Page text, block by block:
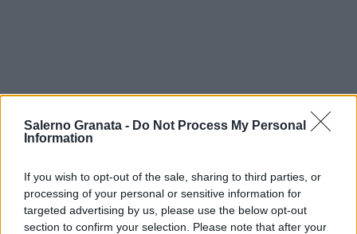
Salerno Granata - Do Not Process My Personal
Information
If you wish to opt-out of the sale, sharing to third parties, or
processing of your personal or sensitive information for
targeted advertising by us, please use the below opt-out
section to confirm your selection. Please note that after your